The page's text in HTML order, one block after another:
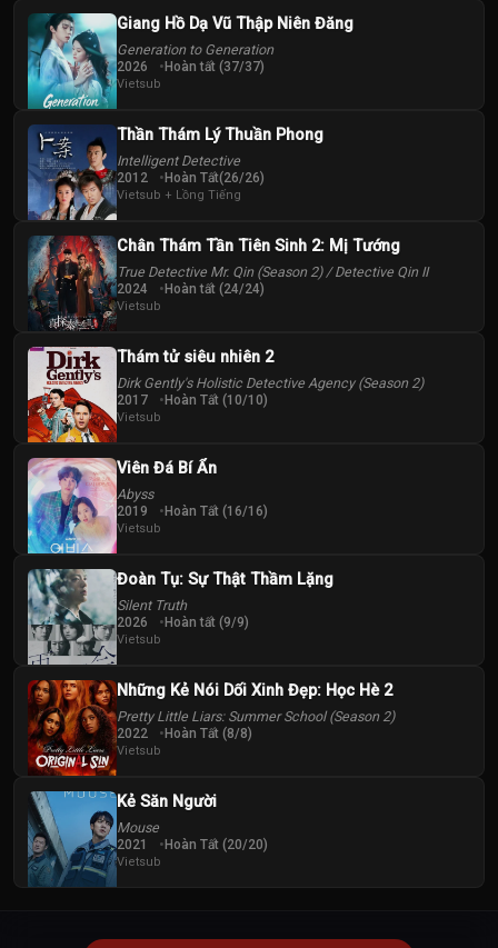
Giang Hồ Dạ Vũ Thập Niên Đăng
Generation to Generation
2026 Hoàn tất (37/37)
Vietsub
Thần Thám Lý Thuần Phong
Intelligent Detective
2012 Hoàn Tất(26/26)
Vietsub + Lồng Tiếng
Chân Thám Tần Tiên Sinh 2: Mị Tướng
True Detective Mr. Qin (Season 2) / Detective Qin II
2024 Hoàn tất (24/24)
Vietsub
Thám tử siêu nhiên 2
Dirk Gently's Holistic Detective Agency (Season 2)
2017 Hoàn Tất (10/10)
Vietsub
Viên Đá Bí Ẩn
Abyss
2019 Hoàn Tất (16/16)
Vietsub
Đoàn Tụ: Sự Thật Thầm Lặng
Silent Truth
2026 Hoàn tất (9/9)
Vietsub
Những Kẻ Nói Dối Xinh Đẹp: Học Hè 2
Pretty Little Liars: Summer School (Season 2)
2022 Hoàn Tất (8/8)
Vietsub
Kẻ Săn Người
Mouse
2021 Hoàn Tất (20/20)
Vietsub